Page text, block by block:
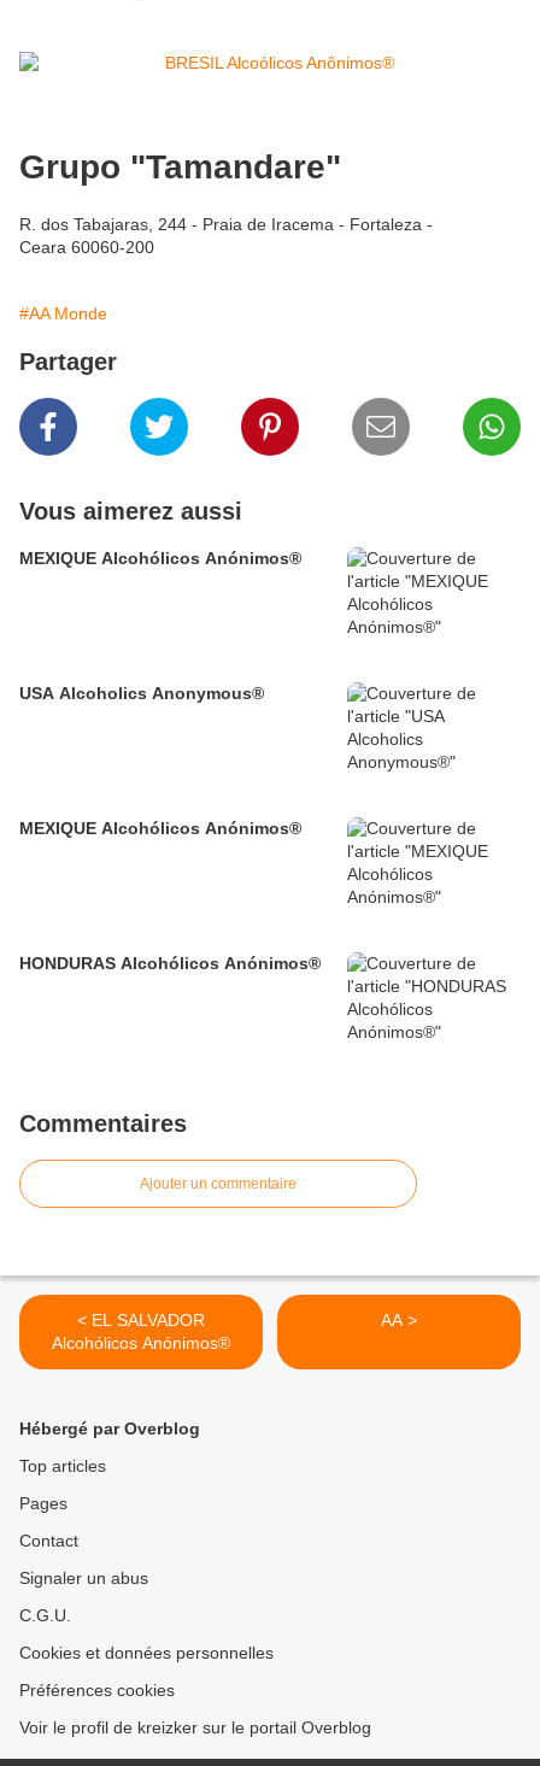
Grupo "Tamandare"
R. dos Tabajaras, 244 - Praia de Iracema - Fortaleza -
Ceara 60060-200
#AA Monde
Partager
Vous aimerez aussi
MEXIQUE Alcohólicos Anónimos®
USA Alcoholics Anonymous®
MEXIQUE Alcohólicos Anónimos®
HONDURAS Alcohólicos Anónimos®
Commentaires
Ajouter un commentaire
< EL SALVADOR
Alcohólicos Anónimos®
AA >
Hébergé par Overblog
Top articles
Pages
Contact
Signaler un abus
C.G.U.
Cookies et données personnelles
Préférences cookies
Voir le profil de kreizker sur le portail Overblog